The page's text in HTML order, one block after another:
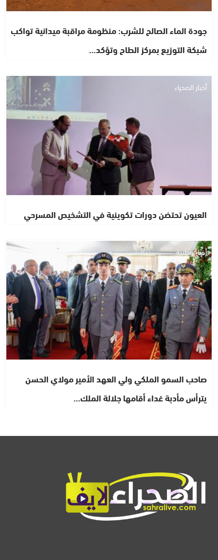
جودة الماء الصالح للشرب: منظومة مراقبة ميدانية تواكب
شبكة التوزيع بمركز الطاح وتؤكد…
أخبار الصحراء
العيون تحتضن دورات تكوينية في التشخيص المسرحي
أخبار وطنية
صاحب السمو الملكي ولي العهد الأمير مولاي الحسن
يترأس مأدبة غداء أقامها جلالة الملك…